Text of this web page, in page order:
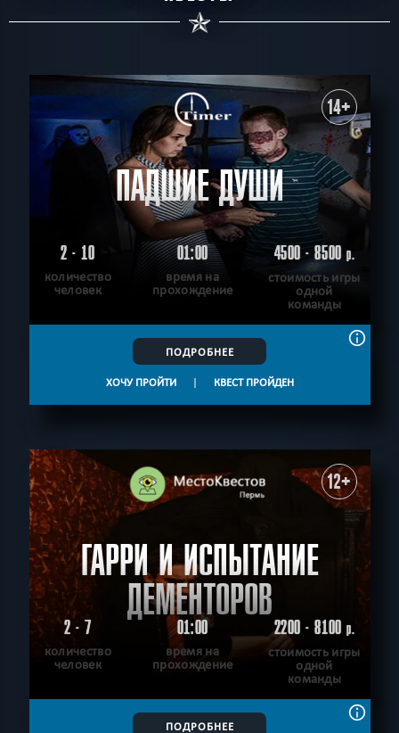
14+
ПАДШИЕ ДУШИ
2 - 10
количество
человек
01:00
время на
прохождение
4500 - 8500р.
стоимость игры
одной
команды
ПОДРОБНЕЕ
ХОЧУ ПРОЙТИ | КВЕСТ ПРОЙДЕН
12+
ГАРРИ И ИСПЫТАНИЕ
ДЕМЕНТОРОВ
2 - 7
количество
человек
01:00
время на
прохождение
2200 - 8100р.
стоимость игры
одной
команды
ПОДРОБНЕЕ